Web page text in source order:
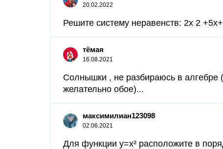
20.02.2022
Решите систему неравенств: 2х 2
тёмая
16.08.2021
Солнышки , не разбираюсь в алгебре
желательно обое)...
максимилиан123098
02.06.2021
Для функции y=x² расположите в